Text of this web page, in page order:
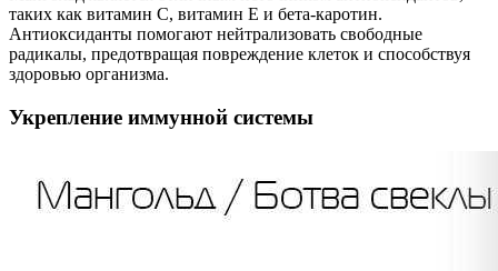
таких как витамин С, витамин Е и бета-каротин.
Антиоксиданты помогают нейтрализовать свободные
радикалы, предотвращая повреждение клеток и способствуя
здоровью организма.
Укрепление иммунной системы